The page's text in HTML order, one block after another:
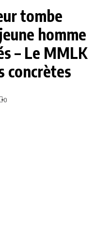
tombe
homme
– Le MMLK
concrètes
0